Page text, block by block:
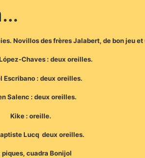
Novillos des frères Jalabert, de bon jeu
Chaves : deux oreilles.
Escribano : deux oreilles.
Salenc : deux oreilles.
Kike : oreille.
Lucq deux oreilles.
piques, cuadra Bonijol